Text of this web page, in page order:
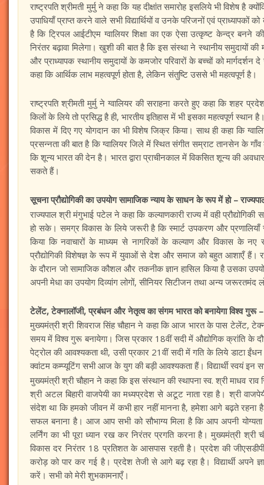
राष्ट्रपति श्रीमती मुर्मु ने कहा कि यह दीक्षांत समारोह इसलिये भी विशेष है
उपाधियाँ प्राप्त करने वाले सभी विद्यार्थियों व उनके परिजनों एवं
है कि ट्रिपल आईटीएम ग्वालियर शिक्षा का एक ऐसा उत्कृष्ट केन्द्र
निरंतर बढ़ावा मिलेगा। खुशी की बात है कि इस संस्था ने स्थानीय समुदायों की
और प्राध्यापक स्थानीय समुदायों के कमजोर परिवारों के बच्चों को मार्गदर्शन दे
कहा कि आर्थिक लाभ महत्वपूर्ण होता है, लेकिन संतुष्टि उससे भी महत्वपूर्ण है।
राष्ट्रपति श्रीमती मुर्मु ने ग्वालियर की सराहना करते हुए कहा कि
किलों के लिये तो प्रसिद्ध है ही, भारतीय इतिहास में भी इसका महत्वपूर्ण स्थान
विकास में दिए गए योगदान का भी विशेष जिक्र किया। साथ ही कहा कि
प्रसन्नता की बात है कि ग्वालियर जिले में स्थित संगीत सम्राट तानसेन के
कि शून्य भारत की देन है। भारत द्वारा प्राचीनकाल में विकसित शून्य की
सकते हैं।
सूचना प्रौद्योगिकी का उपयोग सामाजिक न्याय के साधन के रूप में हो –
राज्यपाल श्री मंगुभाई पटेल ने कहा कि कल्याणकारी राज्य में वही
हो सके। समग्र विकास के लिये जरूरी है कि स्मार्ट उपकरण और प्रणालियाँ
किया कि नवाचारों के माध्यम से नागरिकों के कल्याण और विकास के
प्रौद्योगिकी विशेषज्ञ के रूप में युवाओं से देश और समाज को बहुत आशाएँ हैं।
के दौरान जो सामाजिक कौशल और तकनीक ज्ञान हासिल किया है उसका
अपनी मेधा का उपयोग दिव्यांग लोगों, सीनियर सिटीजन तथा अन्य जरूरतमंद
टेलेंट, टेक्नालॉजी, प्रबंधन और नेतृत्व का संगम भारत को बनायेगा विश्व गुरू –
मुख्यमंत्री श्री शिवराज सिंह चौहान ने कहा कि आज भारत के पास टेलेंट,
समय में विश्व गुरू बनायेगा। जिस प्रकार 18वीं सदी में औद्योगिक क्रांति के
पेट्रोल की आवश्यकता थी, उसी प्रकार 21वीं सदी में गति के लिये डाटा
क्वांटम कम्प्यूटिंग सभी आज के युग की बड़ी आवश्यकता हैं। विद्यार्थी स्वयं
मुख्यमंत्री श्री चौहान ने कहा कि इस संस्थान की स्थापना स्व. श्री माधव
श्री अटल बिहारी वाजपेयी का मध्यप्रदेश से अटूट नाता रहा है। श्री
संदेश था कि हमको जीवन में कभी हार नहीं मानना है, हमेशा आगे बढ़ते
सफल बनाना है। आज आप सभी को सौभाग्य मिला है कि आप अपनी
लर्निंग का भी पूरा ध्यान रख कर निरंतर प्रगति करना है। मुख्यमंत्री
विकास दर निरंतर 18 प्रतिशत के आसपास रहती है। प्रदेश की
करोड़ को पार कर गई है। प्रदेश तेजी से आगे बढ़ रहा है। विद्यार्थी
करें। सभी को मेरी शुभकामनाएँ।